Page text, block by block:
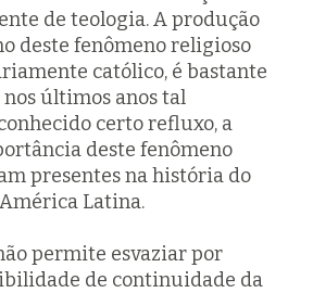
de teologia. A produção
deste fenômeno religioso
católico, é bastante
nos últimos anos tal
certo refluxo, a
deste fenômeno
presentes na história do
Latina.
permite esvaziar por
de continuidade da